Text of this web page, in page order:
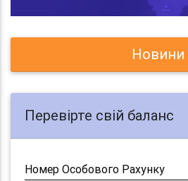
Новини
Перевірте свій баланс
Номер Особового Рахунку